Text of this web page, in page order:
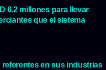
6.2 millones para llevar
que el sistema
en sus industrias